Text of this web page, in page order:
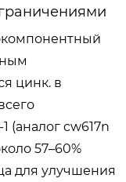
цинк. в
(аналог cw617n
57–60%
для улучшения